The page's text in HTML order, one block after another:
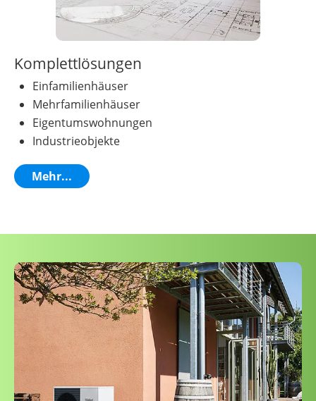
Komplettlösungen
Einfamilienhäuser
Mehrfamilienhäuser
Eigentumswohnungen
Industrieobjekte
Mehr...